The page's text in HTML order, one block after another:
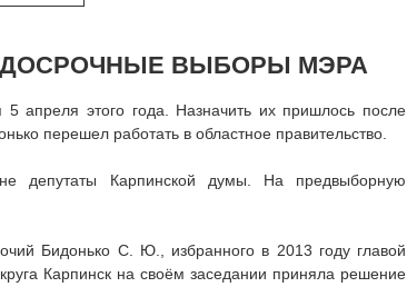
ДОСРОЧНЫЕ ВЫБОРЫ МЭРА
апреля этого года. Назначить их пришлось после
перешел работать в областное правительство.
депутаты Карпинской думы. На предвыборную
Бидонько С. Ю., избранного в 2013 году главой
Карпинск на своём заседании приняла решение